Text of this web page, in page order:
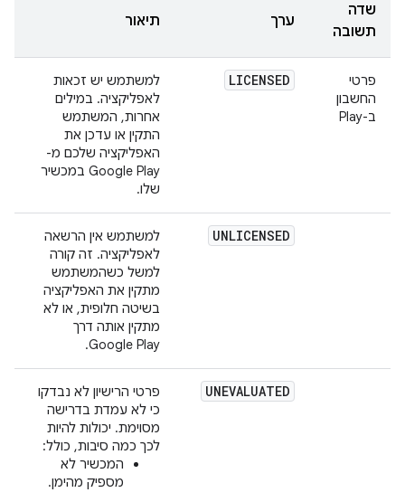
שדה
תשובה
ערך תיאור
פרטי
החשבון
ב-Play
LICENSED
למשתמש יש זכאות
לאפליקציה. במילים
אחרות, המשתמש
התקין או עדכן את
האפליקציה שלכם מ-
Google Play במכשיר
שלו.
UNLICENSED
למשתמש אין הרשאה
לאפליקציה. זה קורה
למשל כשהמשתמש
מתקין את האפליקציה
בשיטה חלופית, או לא
מתקין אותה דרך
Google Play.
UNEVALUATED
פרטי הרישיון לא נבדקו
כי לא עמדת בדרישה
מסוימת. יכולות להיות
לכך כמה סיבות, כולל:
המכשיר לא
מספיק מהימן.